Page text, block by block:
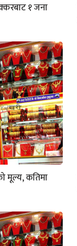
१ जना
मूल्य, कतिमा